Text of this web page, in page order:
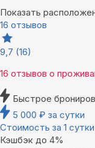
Показать
16 отзывов
9,7 (16)
16 отзывов о
Быстрое
5 000 ₽ за сутки
Стоимость за 1
Кэшбэк до 4%